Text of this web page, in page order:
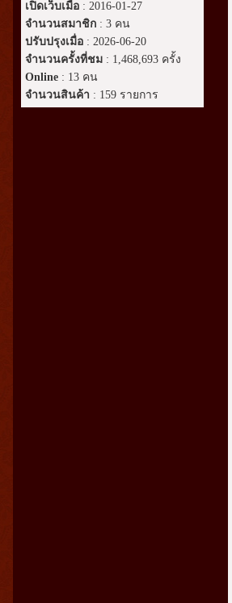
เปิดเว็บเมื่อ : 2016-01-27
จำนวนสมาชิก : 3 คน
ปรับปรุงเมื่อ : 2026-06-20
จำนวนครั้งที่ชม : 1,468,693 ครั้ง
Online : 13 คน
จำนวนสินค้า : 159 รายการ